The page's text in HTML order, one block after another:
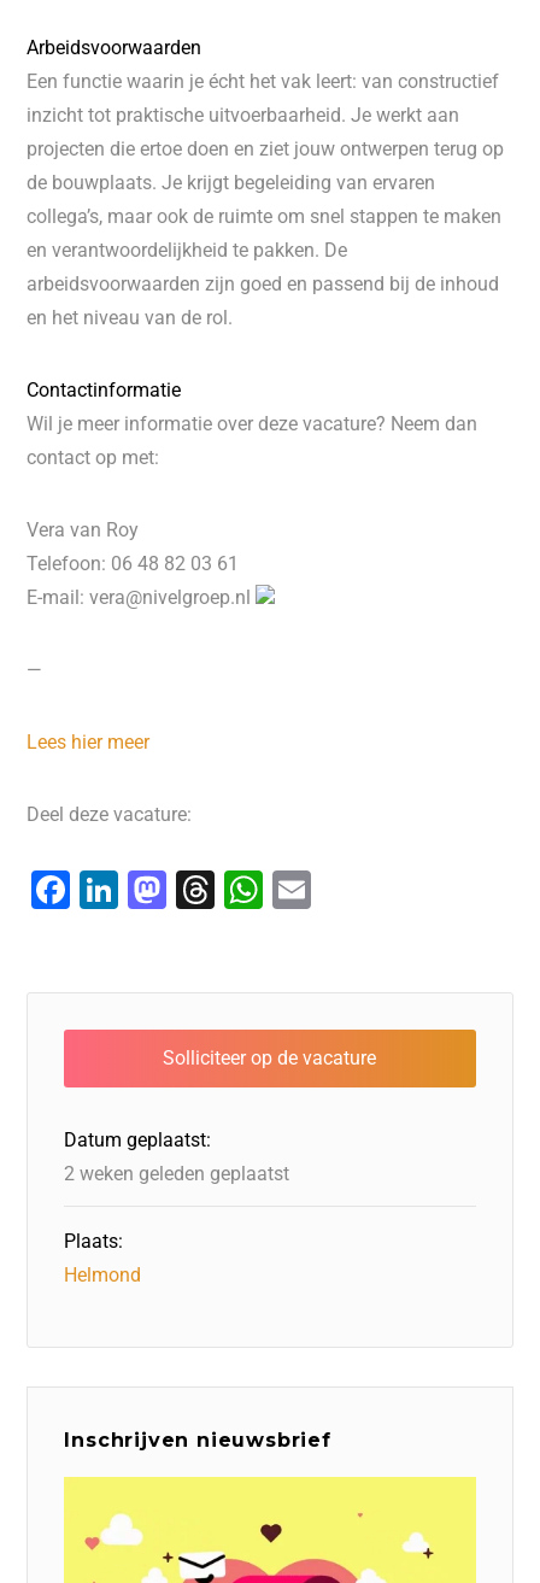
Arbeidsvoorwaarden
Een functie waarin je écht het vak leert: van constructief
inzicht tot praktische uitvoerbaarheid. Je werkt aan
projecten die ertoe doen en ziet jouw ontwerpen terug op
de bouwplaats. Je krijgt begeleiding van ervaren
collega’s, maar ook de ruimte om snel stappen te maken
en verantwoordelijkheid te pakken. De
arbeidsvoorwaarden zijn goed en passend bij de inhoud
en het niveau van de rol.
Contactinformatie
Wil je meer informatie over deze vacature? Neem dan
contact op met:
Vera van Roy
Telefoon: 06 48 82 03 61
E-mail: vera@nivelgroep.nl
—
Lees hier meer
Deel deze vacature:
F
e
b
o
o
k
Li
e
dI
n
M
o
d
o
n
T
a
d
s
W
s
A
p
l
Datum geplaatst:
2 weken geleden geplaatst
Plaats:
Helmond
Inschrijven nieuwsbrief